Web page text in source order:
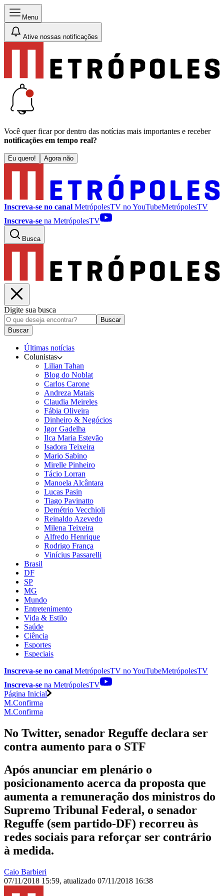
Menu
Ative nossas notificações
Você quer ficar por dentro das notícias mais importantes e receber
notificações em tempo real?
Eu quero! Agora não
Inscreva-se no canal MetrópolesTV noYouTubeMetrópolesTV
Inscreva-se na MetrópolesTV
Busca
Digite sua busca
Buscar
Buscar
Últimas notícias
Colunistas
Lilian Tahan
Blog do Noblat
Carlos Carone
Andreza Matais
Claudia Meireles
Fábia Oliveira
Dinheiro & Negócios
Igor Gadelha
Ilca Maria Estevão
Isadora Teixeira
Mario Sabino
Mirelle Pinheiro
Tácio Lorran
Manoela Alcântara
Lucas Pasin
Tiago Pavinatto
Demétrio Vecchioli
Reinaldo Azevedo
Milena Teixeira
Alfredo Henrique
Rodrigo França
Vinícius Passarelli
Brasil
DF
SP
MG
Mundo
Entretenimento
Vida & Estilo
Saúde
Ciência
Esportes
Especiais
Inscreva-se no canal MetrópolesTV noYouTubeMetrópolesTV
Inscreva-se na MetrópolesTV
Página Inicial
M.Confirma
M.Confirma
No Twitter, senador Reguffe declara ser
contra aumento para o STF
Após anunciar em plenário o
posicionamento acerca da proposta que
aumenta a remuneração dos ministros do
Supremo Tribunal Federal, o senador
Reguffe (sem partido-DF) recorreu às
redes sociais para reforçar ser contrário
à medida.
Caio Barbieri
07/11/2018 15:59, atualizado 07/11/2018 16:38